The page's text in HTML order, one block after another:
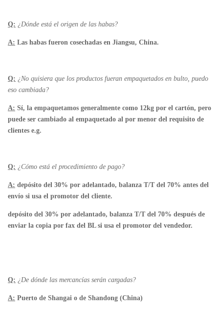
Q: ¿Dónde está el origen de las habas?
A: Las habas fueron cosechadas en Jiangsu, China.
Q: ¿No quisiera que los productos fueran empaquetados en bulto, puedo
eso cambiada?
A: Sí, la empaquetamos generalmente como 12kg por el cartón, pero
puede ser cambiado al empaquetado al por menor del requisito de
clientes e.g.
Q: ¿Cómo está el procedimiento de pago?
A: depósito del 30% por adelantado, balanza T/T del 70% antes del
envío si usa el promotor del cliente.
depósito del 30% por adelantado, balanza T/T del 70% después de
enviar la copia por fax del BL si usa el promotor del vendedor.
Q: ¿De dónde las mercancías serán cargadas?
A: Puerto de Shangai o de Shandong (China)